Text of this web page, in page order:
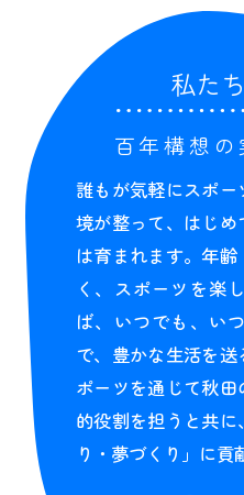
私た
百年構想
誰もが気軽にスポ
境が整って、はじ
は育まれます。年
く、スポーツを楽
ば、いつでも、い
で、豊かな生活を
ポーツを通じて秋
的役割を担うと共に
り・夢づくり」に貢